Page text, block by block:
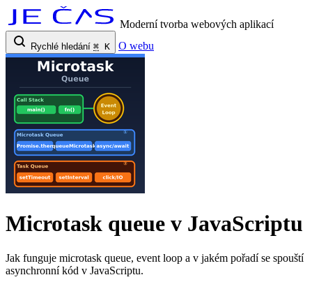
Moderní tvorba webových aplikací
Rychlé hledání ⌘ K O webu
Microtask queue v JavaScriptu
Jak funguje microtask queue, event loop a v jakém pořadí se spouští
asynchronní kód v JavaScriptu.